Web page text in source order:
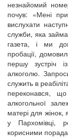
незнайомий
почув: «Мені
вислухати
служби, яка
газета, і ми
пробації,
першу зустріч
алкоголю.
служить в
переконався,
алкогольної
матері для жінок,
у Пархомівці,
корисними